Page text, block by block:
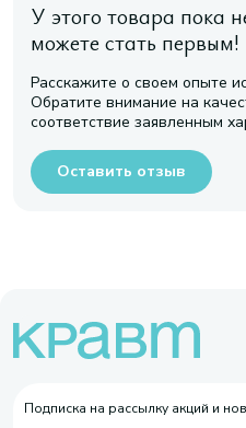
У этого товара пока
можете стать первым!
Расскажите о своем опыте
Обратите внимание на
соответствие заявленным
Оставить отзыв
Подписка на рассылку акций и